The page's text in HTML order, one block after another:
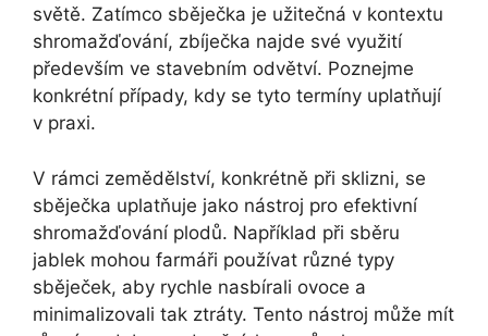
světě. Zatímco sběječka je užitečná v kontextu
shromažďování, zbíječka najde své využití
především ve stavebním odvětví. Poznejme
konkrétní případy, kdy se tyto termíny uplatňují
v praxi.
V rámci zemědělství, konkrétně při sklizni, se
sběječka uplatňuje jako nástroj pro efektivní
shromažďování plodů. Například při sběru
jablek mohou farmáři používat různé typy
sběječek, aby rychle nasbírali ovoce a
minimalizovali tak ztráty. Tento nástroj může mít